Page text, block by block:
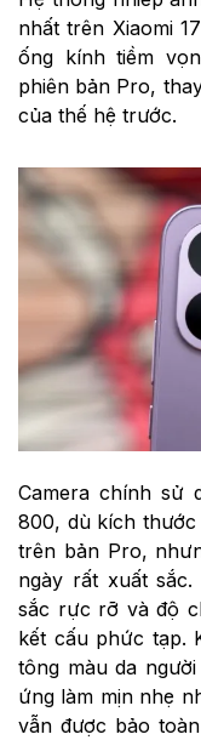
nhất trên Xiaomi
ống kính tiềm
phiên bản Pro,
của thế hệ trước.
Camera chính sử
800, dù kích
trên bản Pro,
ngày rất xuất
sắc rực rỡ và độ
kết cấu phức tạp.
tông màu da
ứng làm mịn nhẹ
vẫn được bảo